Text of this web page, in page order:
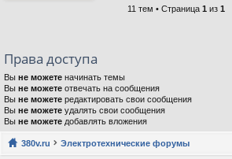
11 тем • Страница 1 из 1
Права доступа
Вы не можете начинать темы
Вы не можете отвечать на сообщения
Вы не можете редактировать свои сообщения
Вы не можете удалять свои сообщения
Вы не можете добавлять вложения
380v.ru Электротехнические форумы